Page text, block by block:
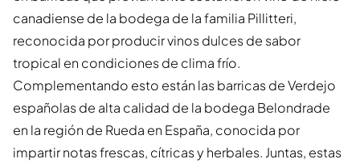
canadiense de la bodega de la familia Pillitteri,
reconocida por producir vinos dulces de sabor
tropical en condiciones de clima frío.
Complementando esto están las barricas de Verdejo
españolas de alta calidad de la bodega Belondrade
en la región de Rueda en España, conocida por
impartir notas frescas, cítricas y herbales. Juntas, estas